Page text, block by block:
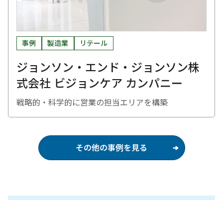
事例 製造業 リテール
ジョンソン・エンド・ジョンソン株
式会社 ビジョンケア カンパニー
戦略的・科学的に営業の担当エリアを構築
その他の事例を見る